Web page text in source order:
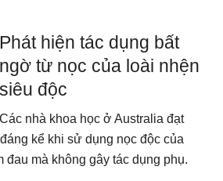
Phát hiện tác dụng bất
ngờ từ nọc của loài nhện
siêu độc
Các nhà khoa học ở Australia đạt
kể khi sử dụng nọc độc của
đau mà không gây tác dụng phụ.